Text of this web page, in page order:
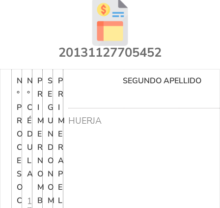
20131127705452
N
°
P
R
O
C
E
S
O
C
N
°
C
É
D
U
L
A
1
P
R
I
M
E
R
N
O
M
B
S
E
G
U
N
D
O
N
O
M
P
R
I
M
E
R
A
P
E
L
SEGUNDO APELLIDO
HUERJA